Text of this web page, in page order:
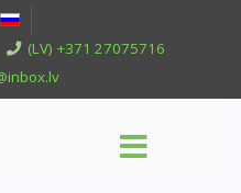
(LV) +371 27075716